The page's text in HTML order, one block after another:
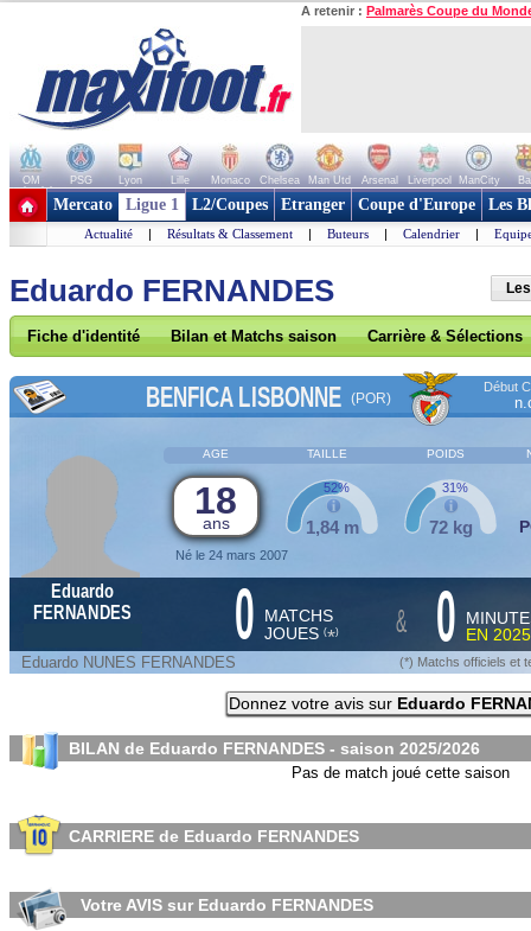
A retenir : Palmarès Coupe du
OM PSG Lyon Lille Monaco Chelsea Man Utd Arsenal Liverpool ManCity
+ de clubs
Mercato Ligue 1 L2/Coupes Etranger Coupe d'Europe Les
Actualité | Résultats & Classement | Buteurs | Calendrier |
Eduardo FERNANDES
Fiche d'identité Bilan et Matchs saison Carrière & Sélections
BENFICA LISBONNE (POR)
Début
AGE TAILLE POIDS
18
ans
Né le 24 mars 2007
1,84 m
52%
72 kg
31%
Eduardo
FERNANDES
0 MATCHS
JOUES (*) & 0
EN
Eduardo NUNES FERNANDES (*) Matchs officiels et
Donnez votre avis sur Eduardo
BILAN de Eduardo FERNANDES - saison 2025/2026
Pas de match joué cette saison
CARRIERE de Eduardo FERNANDES
Votre AVIS sur Eduardo FERNANDES